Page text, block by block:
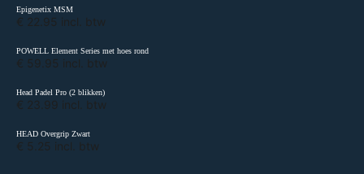
Epigenetix MSM
€ 22.95 incl. btw
POWELL Element Series met hoes rond
€ 59.95 incl. btw
Head Padel Pro (2 blikken)
€ 23.99 incl. btw
HEAD Overgrip Zwart
€ 5.25 incl. btw